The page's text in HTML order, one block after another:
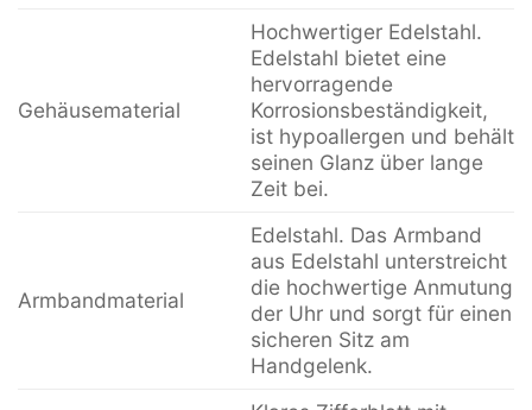
Gehäusematerial
Hochwertiger Edelstahl.
Edelstahl bietet eine
hervorragende
Korrosionsbeständigkeit,
ist hypoallergen und behält
seinen Glanz über lange
Zeit bei.
Armbandmaterial
Edelstahl. Das Armband
aus Edelstahl unterstreicht
die hochwertige Anmutung
der Uhr und sorgt für einen
sicheren Sitz am
Handgelenk.